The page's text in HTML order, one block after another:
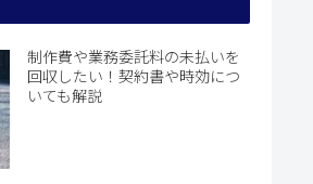
制作費や業務委託料の未払いを
回収したい！契約書や時効につ
いても解説